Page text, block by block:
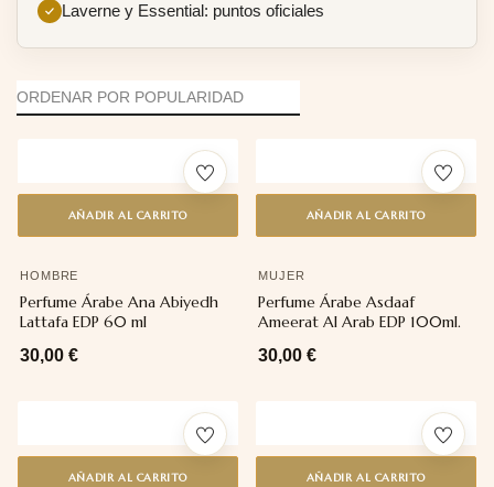
Laverne y Essential: puntos oficiales
AÑADIR AL CARRITO
HOMBRE
Perfume Árabe Ana Abiyedh
Lattafa EDP 60 ml
30,00 €
AÑADIR AL CARRITO
MUJER
Perfume Árabe Asdaaf
Ameerat Al Arab EDP 100ml.
30,00 €
AÑADIR AL CARRITO AÑADIR AL CARRITO